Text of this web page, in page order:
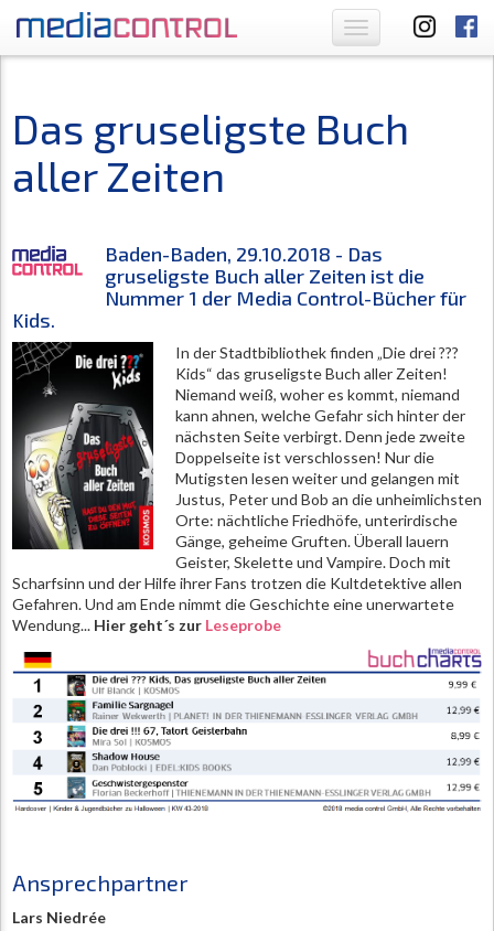
Toggle
navigation
Das gruseligste Buch
aller Zeiten
Baden-Baden, 29.10.2018 - Das
gruseligste Buch aller Zeiten ist die
Nummer 1 der Media Control-Bücher für
Kids.
In der Stadtbibliothek finden „Die drei ???
Kids“ das gruseligste Buch aller Zeiten!
Niemand weiß, woher es kommt, niemand
kann ahnen, welche Gefahr sich hinter der
nächsten Seite verbirgt. Denn jede zweite
Doppelseite ist verschlossen! Nur die
Mutigsten lesen weiter und gelangen mit
Justus, Peter und Bob an die unheimlichsten
Orte: nächtliche Friedhöfe, unterirdische
Gänge, geheime Gruften. Überall lauern
Geister, Skelette und Vampire. Doch mit
Scharfsinn und der Hilfe ihrer Fans trotzen die Kultdetektive allen
Gefahren. Und am Ende nimmt die Geschichte eine unerwartete
Wendung... Hier geht´s zur Leseprobe
Ansprechpartner
Lars Niedrée